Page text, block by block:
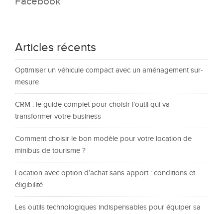
Articles récents
Optimiser un véhicule compact avec un aménagement sur-
mesure
CRM : le guide complet pour choisir l’outil qui va
transformer votre business
Comment choisir le bon modèle pour votre location de
minibus de tourisme ?
Location avec option d’achat sans apport : conditions et
éligibilité
Les outils technologiques indispensables pour équiper sa